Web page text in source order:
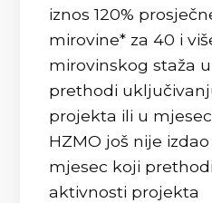
iznos 120%
mirovine* za 40 i
mirovinskog staža
prethodi
projekta ili u
HZMO još nije
mjesec koji
aktivnosti projekta